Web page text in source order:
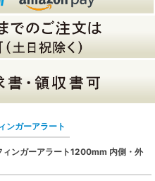
ンガーアラート
ンガーアラート1200mm 内側・外